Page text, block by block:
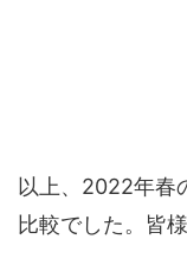
以上、2022年春
比較でした。皆